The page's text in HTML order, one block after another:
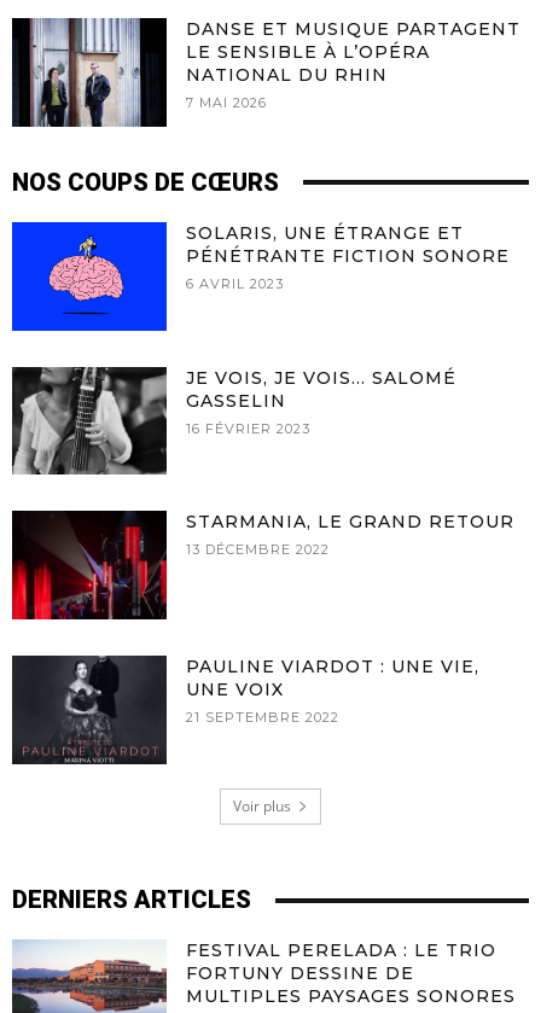
DANSE ET MUSIQUE PARTAGENT
LE SENSIBLE À L’OPÉRA
NATIONAL DU RHIN
7 MAI 2026
NOS COUPS DE CŒURS
SOLARIS, UNE ÉTRANGE ET
PÉNÉTRANTE FICTION SONORE
6 AVRIL 2023
JE VOIS, JE VOIS… SALOMÉ
GASSELIN
16 FÉVRIER 2023
STARMANIA, LE GRAND RETOUR
13 DÉCEMBRE 2022
PAULINE VIARDOT : UNE VIE,
UNE VOIX
21 SEPTEMBRE 2022
Voir plus
DERNIERS ARTICLES
FESTIVAL PERELADA : LE TRIO
FORTUNY DESSINE DE
MULTIPLES PAYSAGES SONORES